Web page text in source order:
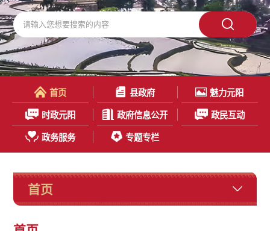
首页 县政府 魅力元阳
时政元阳 政府信息公开 政民互动
政务服务 专题专栏
首页